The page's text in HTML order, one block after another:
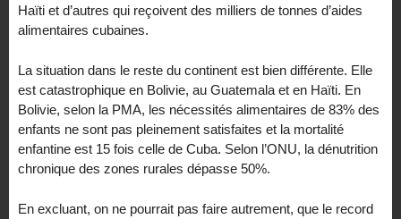
Haïti et d’autres qui reçoivent des milliers de tonnes d’aides
alimentaires cubaines.
La situation dans le reste du continent est bien différente. Elle
est catastrophique en Bolivie, au Guatemala et en Haïti. En
Bolivie, selon la PMA, les nécessités alimentaires de 83% des
enfants ne sont pas pleinement satisfaites et la mortalité
enfantine est 15 fois celle de Cuba. Selon l’ONU, la dénutrition
chronique des zones rurales dépasse 50%.
En excluant, on ne pourrait pas faire autrement, que le record